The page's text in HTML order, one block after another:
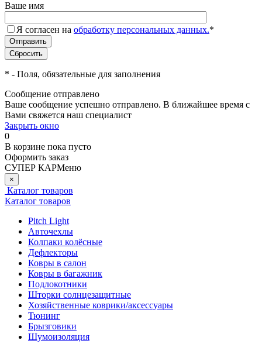
Ваше имя
Я согласен на обработку персональных данных.*
* - Поля, обязательные для заполнения
Сообщение отправлено
Ваше сообщение успешно отправлено. В ближайшее время с
Вами свяжется наш специалист
Закрыть окно
0
В корзине пока пусто
Оформить заказ
СУПЕР КАРМеню
×
Каталог товаров
Каталог товаров
Pitch Light
Авточехлы
Колпаки колёсные
Дефлекторы
Ковры в салон
Ковры в багажник
Подлокотники
Шторки солнцезащитные
Хозяйственные коврики/аксессуары
Тюнинг
Брызговики
Шумоизоляция